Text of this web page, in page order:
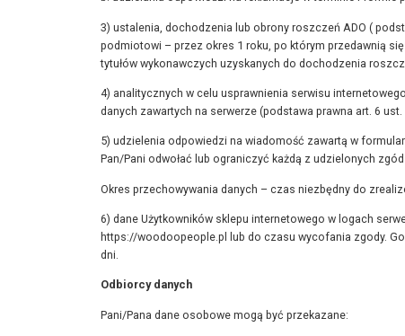
3) ustalenia, dochodzenia lub obrony roszczeń ADO (
podmiotowi – przez okres 1 roku, po którym przedawnią
tytułów wykonawczych uzyskanych do dochodzenia
4) analitycznych w celu usprawnienia serwisu
danych zawartych na serwerze (podstawa prawna art. 6 ust.
5) udzielenia odpowiedzi na wiadomość zawartą w
Pan/Pani odwołać lub ograniczyć każdą z udzielonych
Okres przechowywania danych – czas niezbędny do
6) dane Użytkowników sklepu internetowego w logach
https://woodoopeople.pl lub do czasu wycofania zgody.
dni.
Odbiorcy danych
Pani/Pana dane osobowe mogą być przekazane: